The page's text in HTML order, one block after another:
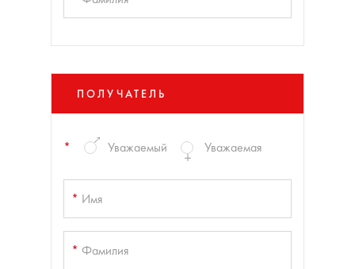
ПОЛУЧАТЕЛЬ
* Уважаемый Уважаемая
* Имя
* Фамилия